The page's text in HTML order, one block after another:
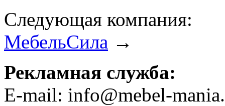
Следующая компания:
МебельСила →
Рекламная служба:
E-mail: info@mebel-